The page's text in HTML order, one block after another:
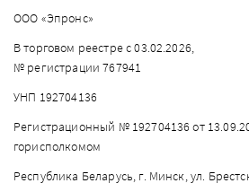
ООО «Эпронс»
В торговом реестре с 03.02.2026,
№ регистрации 767941
УНП 192704136
Регистрационный № 192704136 от
горисполкомом
Республика Беларусь, г. Минск, ул.